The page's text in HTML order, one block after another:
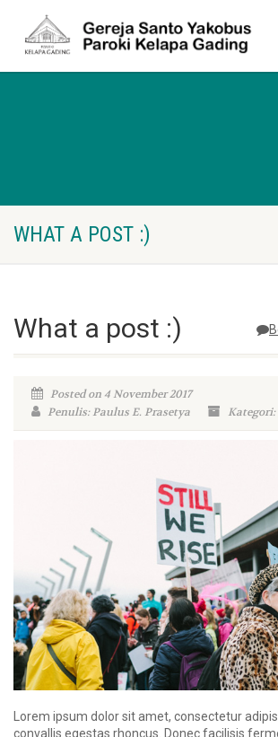
WHAT A POST :)
What a post :)
Posted on 4 November 2017
Penulis: Paulus E. Prasetya
Kategori:
Lorem ipsum dolor sit amet, consectetur
convallis egestas rhoncus. Donec facilisis